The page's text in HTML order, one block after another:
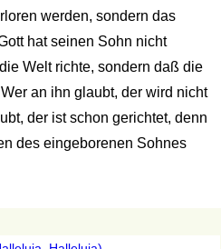
werden, sondern das
hat seinen Sohn nicht
Welt richte, sondern daß die
an ihn glaubt, der wird nicht
der ist schon gerichtet, denn
des eingeborenen Sohnes